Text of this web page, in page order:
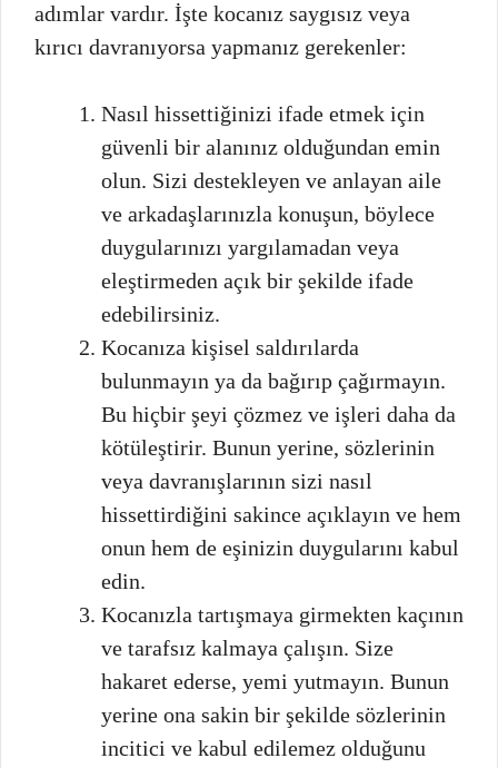
adımlar vardır. İşte kocanız saygısız veya
kırıcı davranıyorsa yapmanız gerekenler:
Nasıl hissettiğinizi ifade etmek için
güvenli bir alanınız olduğundan emin
olun. Sizi destekleyen ve anlayan aile
ve arkadaşlarınızla konuşun, böylece
duygularınızı yargılamadan veya
eleştirmeden açık bir şekilde ifade
edebilirsiniz.
Kocanıza kişisel saldırılarda
bulunmayın ya da bağırıp çağırmayın.
Bu hiçbir şeyi çözmez ve işleri daha da
kötüleştirir. Bunun yerine, sözlerinin
veya davranışlarının sizi nasıl
hissettirdiğini sakince açıklayın ve hem
onun hem de eşinizin duygularını kabul
edin.
Kocanızla tartışmaya girmekten kaçının
ve tarafsız kalmaya çalışın. Size
hakaret ederse, yemi yutmayın. Bunun
yerine ona sakin bir şekilde sözlerinin
incitici ve kabul edilemez olduğunu